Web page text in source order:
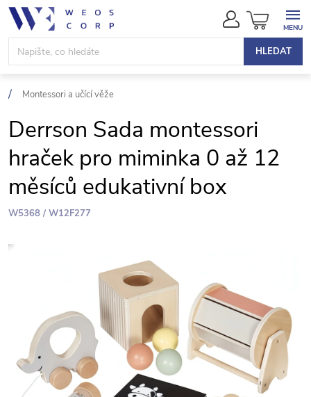
Přejít
obsah
HLEDAT
NÁKUPNÍ
KOŠÍK
Montessori a učící věže
Derrson Sada montessori
hraček pro miminka 0 až 12
měsíců edukativní box
W5368 / W12F277